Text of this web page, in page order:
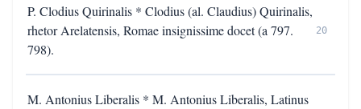
P. Clodius Quirinalis * Clodius (al. Claudius) Quirinalis,
rhetor Arelatensis, Romae insignissime docet (a 797.
798).
20
M. Antonius Liberalis * M. Antonius Liberalis, Latinus